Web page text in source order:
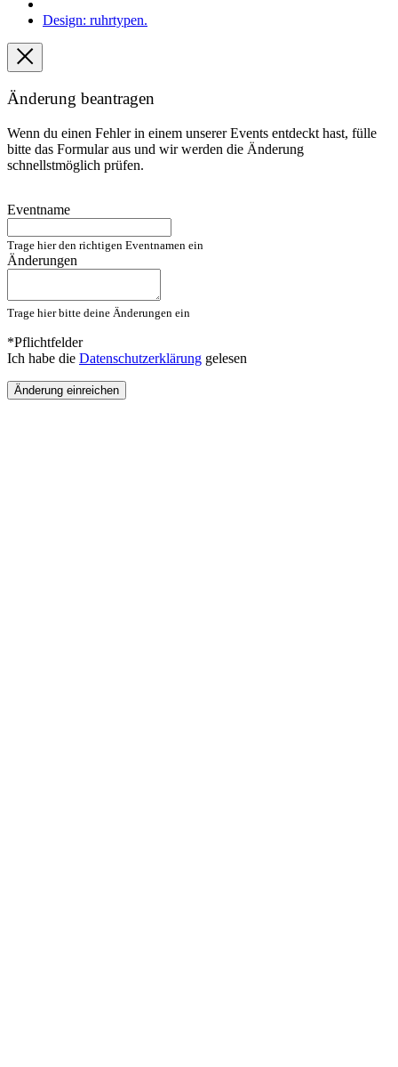
Design: ruhrtypen.
Änderung beantragen
Wenn du einen Fehler in einem unserer Events entdeckt hast, fülle
bitte das Formular aus und wir werden die Änderung
schnellstmöglich prüfen.
Eventname
Trage hier den richtigen Eventnamen ein
Änderungen
Trage hier bitte deine Änderungen ein
*Pflichtfelder
Ich habe die Datenschutzerklärung gelesen
Änderung einreichen